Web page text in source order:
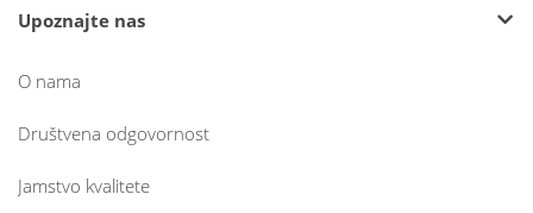
Upoznajte nas
O nama
Društvena odgovornost
Jamstvo kvalitete